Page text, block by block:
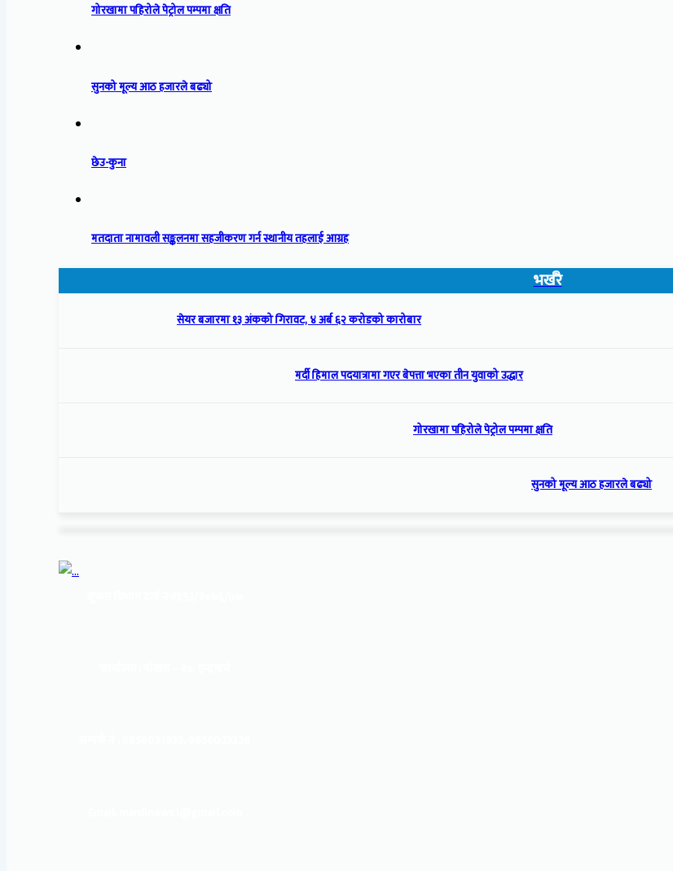
गोरखामा पहिरोले पेट्रोल पम्पमा क्षति
सुनको मूल्य आठ हजारले बढ्यो
छेउ-कुना
मतदाता नामावली सङ्कलनमा सहजीकरण गर्न स्थानीय तहलाई आग्रह
भर्खरै
सेयर बजारमा १३ अंकको गिरावट, ४ अर्ब ६२ करोडको कारोबार
मर्दी हिमाल पदयात्रामा गएर बेपत्ता भएका तीन युवाको उद्धार
गोरखामा पहिरोले पेट्रोल पम्पमा क्षति
सुनको मूल्य आठ हजारले बढ्यो